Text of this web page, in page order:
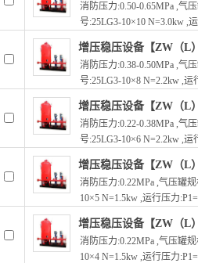
消防压力:0.50-0.65MPa ,气
号:25LG3-10×10 N=3.0kw ,
增压稳压设备【ZW（L
消防压力:0.38-0.50MPa ,气
号:25LG3-10×8 N=2.2kw ,运
增压稳压设备【ZW（L
消防压力:0.22-0.38MPa ,气
号:25LG3-10×6 N=2.2kw ,运
增压稳压设备【ZW（L
消防压力:0.22MPa ,气压罐
10×5 N=1.5kw ,运行压力
增压稳压设备【ZW（L
消防压力:0.22MPa ,气压罐
10×4 N=1.5kw ,运行压力